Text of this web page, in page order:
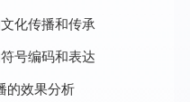
化传播和传承
号编码和表达
的效果分析